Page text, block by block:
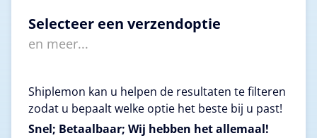
Selecteer een verzendoptie
en meer...
Shiplemon kan u helpen de resultaten te filteren
zodat u bepaalt welke optie het beste bij u past!
Snel; Betaalbaar; Wij hebben het allemaal!